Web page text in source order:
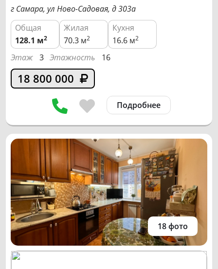
г Самара, ул Ново-Садовая, д 303а
Общая
Жилая
Кухня
128.1 м2 70.3 м2 16.6 м2
Этаж 3 Этажность 16
18 800 000
Подробнее
18 фото